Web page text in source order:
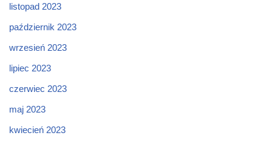
listopad 2023
październik 2023
wrzesień 2023
lipiec 2023
czerwiec 2023
maj 2023
kwiecień 2023